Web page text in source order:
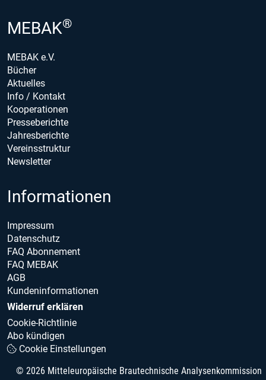
MEBAK®
MEBAK e.V.
Bücher
Aktuelles
Info / Kontakt
Kooperationen
Presseberichte
Jahresberichte
Vereinsstruktur
Newsletter
Informationen
Impressum
Datenschutz
FAQ Abonnement
FAQ MEBAK
AGB
Kundeninformationen
Widerruf erklären
Cookie-Richtlinie
Abo kündigen
Cookie Einstellungen
© 2026 Mitteleuropäische Brautechnische Analysenkommission